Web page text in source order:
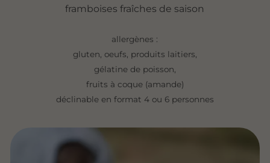
framboises fraîches de saison
allergènes :
gluten, oeufs, produits laitiers,
gélatine de poisson,
fruits à coque (amande)
déclinable en format 4 ou 6 personnes